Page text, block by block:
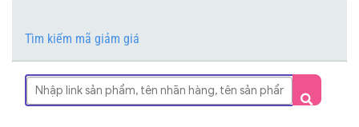
Tìm kiếm mã giảm giá